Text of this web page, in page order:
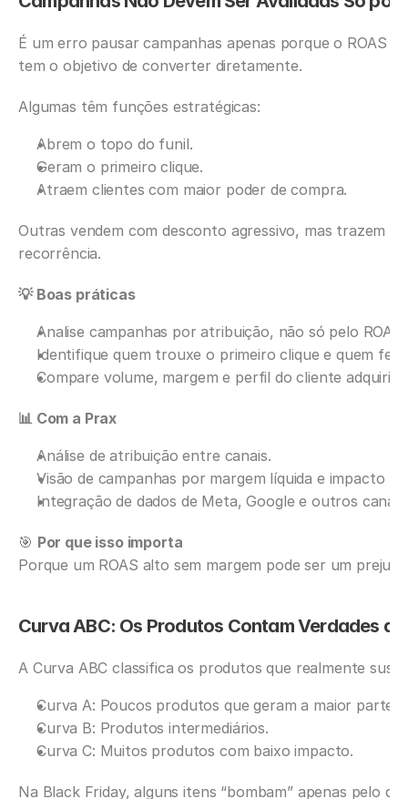
É um erro pausar campanhas apenas porque o ROAS
tem o objetivo de converter diretamente.
Algumas têm funções estratégicas:
Abrem o topo do funil.
Geram o primeiro clique.
Atraem clientes com maior poder de compra.
Outras vendem com desconto agressivo, mas trazem
recorrência.
💡 Boas práticas
Analise campanhas por atribuição, não só pelo ROAS
Identifique quem trouxe o primeiro clique e quem
Compare volume, margem e perfil do cliente
📊 Com a Prax
Análise de atribuição entre canais.
Visão de campanhas por margem líquida e impacto
Integração de dados de Meta, Google e outros canais.
🎯 Por que isso importa
Porque um ROAS alto sem margem pode ser um
Curva ABC: Os Produtos Contam Verdades
A Curva ABC classifica os produtos que realmente
Curva A: Poucos produtos que geram a maior parte
Curva B: Produtos intermediários.
Curva C: Muitos produtos com baixo impacto.
Na Black Friday, alguns itens “bombam” apenas pelo